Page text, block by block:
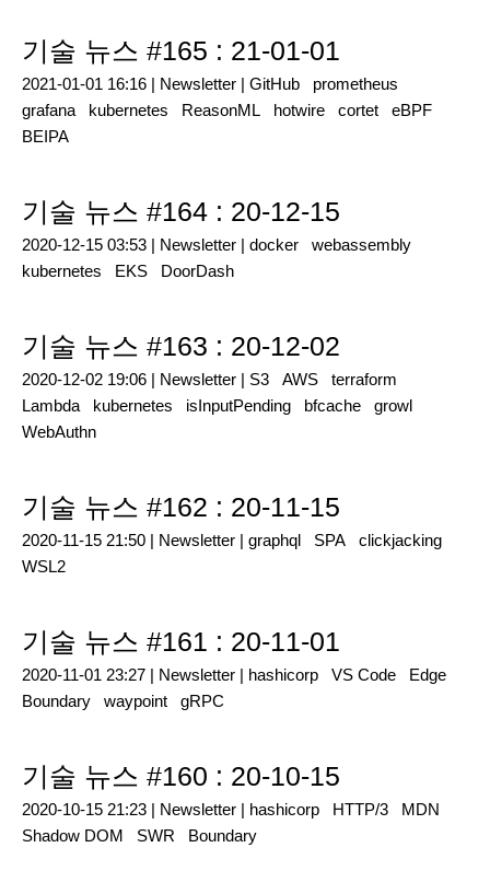
기술 뉴스 #165 : 21-01-01
2021-01-01 16:16 | Newsletter | GitHub
prometheus
grafana
kubernetes ReasonML hotwire cortet
eBPF
BEIPA
기술 뉴스 #164 : 20-12-15
2020-12-15 03:53 | Newsletter | docker
webassembly
kubernetes
EKS DoorDash
기술 뉴스 #163 : 20-12-02
2020-12-02 19:06 | Newsletter | S3 AWS
terraform
Lambda
kubernetes isInputPending bfcache
growl
WebAuthn
기술 뉴스 #162 : 20-11-15
2020-11-15 21:50 | Newsletter | graphql SPA
clickjacking
WSL2
기술 뉴스 #161 : 20-11-01
2020-11-01 23:27 | Newsletter | hashicorp VS Code
Edge
Boundary
waypoint gRPC
기술 뉴스 #160 : 20-10-15
2020-10-15 21:23 | Newsletter | hashicorp HTTP/3
MDN
Shadow DOM
SWR Boundary